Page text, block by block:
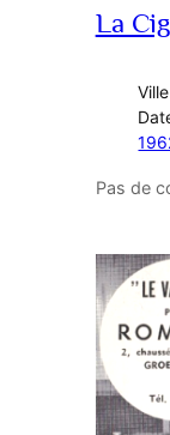
La
Pas de